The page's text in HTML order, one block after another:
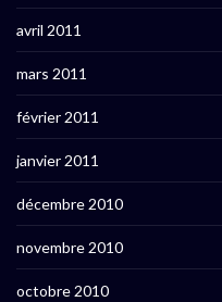
avril 2011
mars 2011
février 2011
janvier 2011
décembre 2010
novembre 2010
octobre 2010